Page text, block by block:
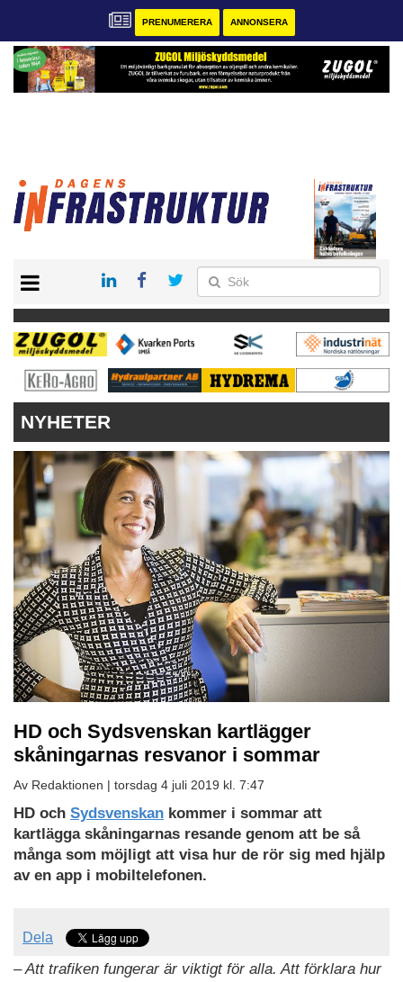
PRENUMERERA ANNONSERA
KONTAKT
VÅRA ANDRA MAGASIN
PRENUMERERA
ANNONSERA
NYHETER
HD och Sydsvenskan kartlägger
skåningarnas resvanor i sommar
Av Redaktionen | torsdag 4 juli 2019 kl. 7:47
HD och Sydsvenskan kommer i sommar att
kartlägga skåningarnas resande genom att be så
många som möjligt att visa hur de rör sig med hjälp
av en app i mobiltelefonen.
Dela
– Att trafiken fungerar är viktigt för alla. Att förklara hur